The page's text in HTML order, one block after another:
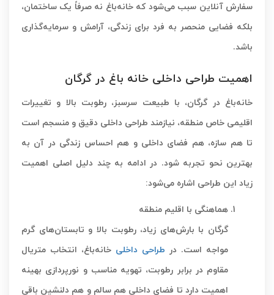
سفارش آنلاین سبب می‌شود که خانه‌باغ نه صرفاً یک ساختمان،
بلکه فضایی منحصر به فرد برای زندگی، آرامش و سرمایه‌گذاری
باشد.
اهمیت طراحی داخلی خانه باغ در گرگان
خانه‌باغ در گرگان، با طبیعت سرسبز، رطوبت بالا و تغییرات
اقلیمی خاص منطقه، نیازمند طراحی داخلی دقیق و منسجم است
تا هم سازه، هم فضای داخلی و هم احساس زندگی در آن به
بهترین نحو تجربه شود. در ادامه به چند دلیل اصلی اهمیت
زیاد این طراحی اشاره می‌شود:
هماهنگی با اقلیم منطقه
گرگان با بارش‌های زیاد، رطوبت بالا و تابستان‌های گرم
مواجه است. در طراحی داخلی خانه‌باغ، انتخاب متریال
مقاوم در برابر رطوبت، تهویه مناسب و نورپردازی بهینه
اهمیت دارد تا فضای داخلی هم سالم و هم دلنشین باقی